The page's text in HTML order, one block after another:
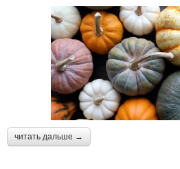
читать дальше →